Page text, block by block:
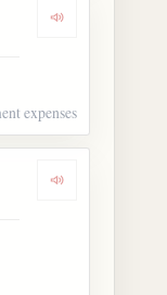
Dengarkan
expenses
Dengarkan